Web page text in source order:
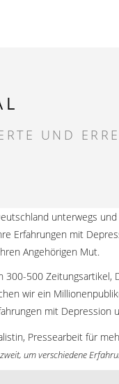
UND
unterwegs
Erfahrungen mit
Angehörigen Mut.
300-500
wir ein
mit Depression
um verschiedene